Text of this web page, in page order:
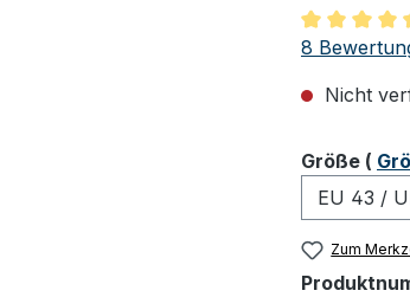
8
Nicht
Größe (
Zum